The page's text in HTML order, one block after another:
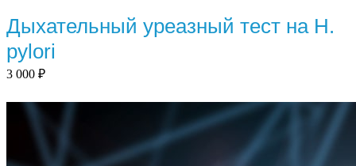
Дыхательный уреазный тест на H.
pylori
3 000 ₽